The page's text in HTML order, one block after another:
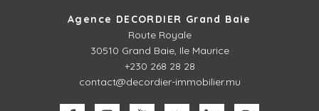
Agence DECORDIER Grand Baie
Route Royale
30510 Grand Baie, Ile Maurice
+230 268 28 28
contact@decordier-immobilier.mu